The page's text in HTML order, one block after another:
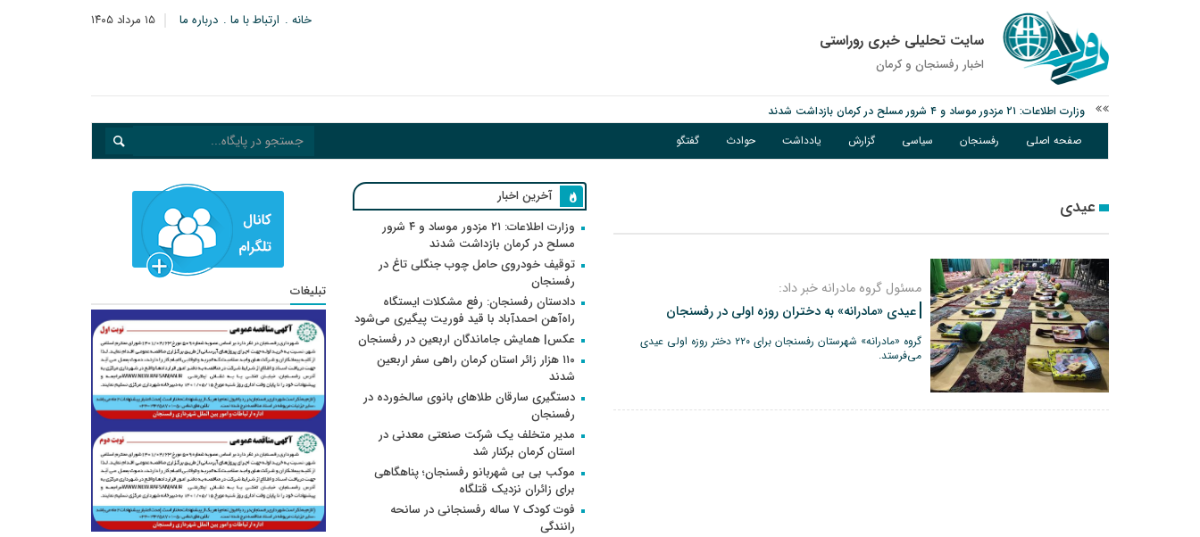
۱۵ مرداد ۱۴۰۵ خانه ارتباط با ما درباره ما
سایت تحلیلی خبری روراستی
اخبار رفسنجان و كرمان
وزارت اطلاعات: ۲۱ مزدور موساد و ۴ شرور مسلح در کرمان بازداشت شدند
توقیف خودروی حامل چوب جنگلی تاغ در رفسنجان
دادستان رفسنجان: رفع مشکلات ایستگاه راه‌آهن احمدآباد با قید فوریت پیگیری می‌شود
صفحه اصلی رفسنجان سیاسی گزارش یادداشت حوادث گفتگو
عیدی
مسئول گروه مادرانه خبر داد:
عیدی «مادرانه» به دختران روزه اولی در رفسنجان
گروه «مادرانه» شهرستان رفسنجان برای ۲۲۰ دختر روزه اولی عیدی
می‌فرستد.
آخرین اخبار
وزارت اطلاعات: ۲۱ مزدور موساد و ۴ شرور
مسلح در کرمان بازداشت شدند
توقیف خودروی حامل چوب جنگلی تاغ در
رفسنجان
دادستان رفسنجان: رفع مشکلات ایستگاه
راه‌آهن احمدآباد با قید فوریت پیگیری می‌شود
عکس| همایش جاماندگان اربعین در رفسنجان
۱۱۰ هزار زائر استان کرمان راهی سفر اربعین
شدند
دستگیری سارقان طلاهای بانوی سالخورده در
رفسنجان
مدیر متخلف یک شرکت صنعتی معدنی در
استان کرمان برکنار شد
موکب بی بی شهربانو رفسنجان؛ پناهگاهی
برای زائران نزدیک قتلگاه
فوت کودک ۷ ساله رفسنجانی در سانحه
رانندگی
تبلیغات